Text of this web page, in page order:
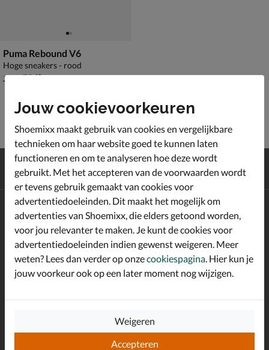
Puma Rebound V6
Hoge sneakers - rood
van € 74,99 voor € 52,49
74 52,49
Gratisverzending en retour*
Achterafbetalen
Altijd op de hoogte zijn?
Schrijf je in voor de Shoemixx nieuwsbrief en ontvang €10,-
welkomstkorting!*
E-mailadres
Jouw cookievoorkeuren
Shoemixx maakt gebruik van cookies en vergelijkbare
technieken om haar website goed te kunnen laten
functioneren en om te analyseren hoe deze wordt
gebruikt. Met het accepteren van de voorwaarden wordt
er tevens gebruik gemaakt van cookies voor
advertentiedoeleinden. Dit maakt het mogelijk om
advertenties van Shoemixx, die elders getoond worden,
voor jou relevanter te maken. Je kunt de cookies voor
advertentiedoeleinden indien gewenst weigeren. Meer
weten? Lees dan verder op onzecookiespagina . Hier kun je
jouw voorkeur ook op een later moment nog wijzigen.
Accepteren
Weigeren